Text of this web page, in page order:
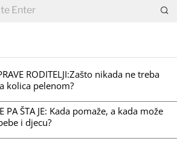
RODITELJI:Zašto nikada ne treba
kolica pelenom?
PA ŠTA JE: Kada pomaže, a kada može
i djecu?